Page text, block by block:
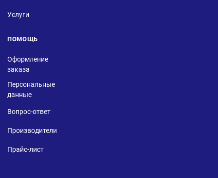
Услуги
ПОМОЩЬ
Оформление
заказа
Персональные
данные
Вопрос-ответ
Производители
Прайс-лист